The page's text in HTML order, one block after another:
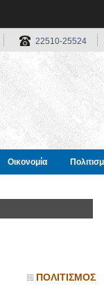
22510-25524
Οικονομία
ΠΟΛΙΤΙΣΜΟΣ